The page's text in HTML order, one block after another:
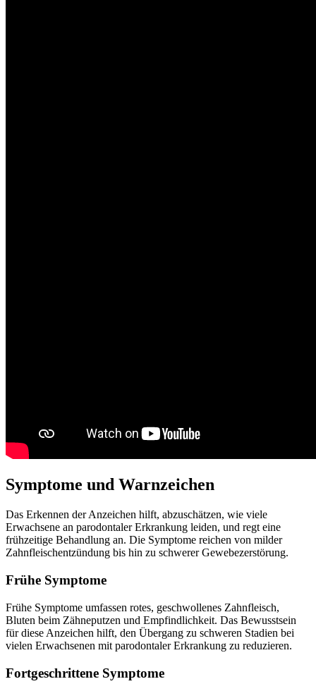
Symptome und Warnzeichen
Das Erkennen der Anzeichen hilft, abzuschätzen, wie viele
Erwachsene an parodontaler Erkrankung leiden, und regt eine
frühzeitige Behandlung an. Die Symptome reichen von milder
Zahnfleischentzündung bis hin zu schwerer Gewebezerstörung.
Frühe Symptome
Frühe Symptome umfassen rotes, geschwollenes Zahnfleisch,
Bluten beim Zähneputzen und Empfindlichkeit. Das Bewusstsein
für diese Anzeichen hilft, den Übergang zu schweren Stadien bei
vielen Erwachsenen mit parodontaler Erkrankung zu reduzieren.
Fortgeschrittene Symptome